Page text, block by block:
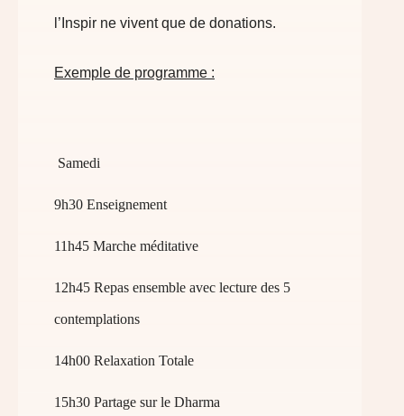
l’Inspir ne vivent que de donations.
Exemple de programme :
Samedi
9h30 Enseignement
11h45 Marche méditative
12h45 Repas ensemble avec lecture des 5
contemplations
14h00 Relaxation Totale
15h30 Partage sur le Dharma